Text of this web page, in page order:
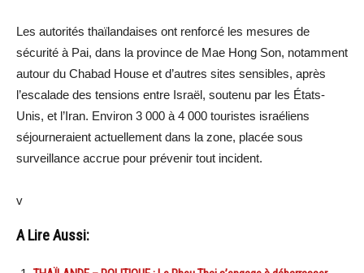
Les autorités thaïlandaises ont renforcé les mesures de
sécurité à Pai, dans la province de Mae Hong Son, notamment
autour du Chabad House et d’autres sites sensibles, après
l’escalade des tensions entre Israël, soutenu par les États-
Unis, et l’Iran. Environ 3 000 à 4 000 touristes israéliens
séjourneraient actuellement dans la zone, placée sous
surveillance accrue pour prévenir tout incident.
v
A Lire Aussi: